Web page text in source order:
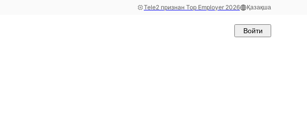
Tele2 признан Top Employer 2026 Қазақша
Войти